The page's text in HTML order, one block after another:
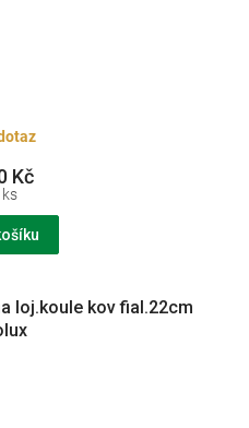
Kč
loj.koule kov fial.22cm